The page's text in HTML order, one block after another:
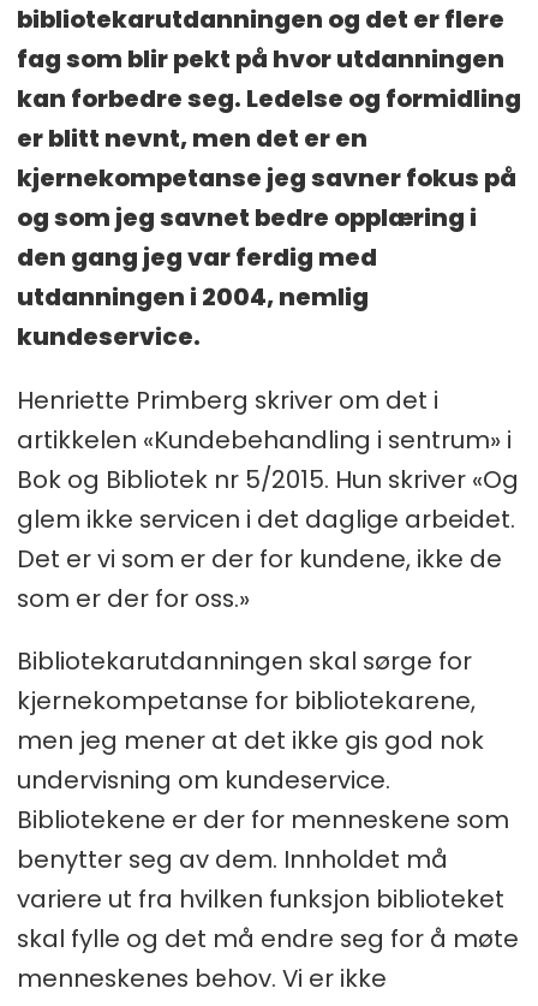
bibliotekarutdanningen og det er flere
fag som blir pekt på hvor utdanningen
kan forbedre seg. Ledelse og formidling
er blitt nevnt, men det er en
kjernekompetanse jeg savner fokus på
og som jeg savnet bedre opplæring i
den gang jeg var ferdig med
utdanningen i 2004, nemlig
kundeservice.
Henriette Primberg skriver om det i
artikkelen «Kundebehandling i sentrum» i
Bok og Bibliotek nr 5/2015. Hun skriver «Og
glem ikke servicen i det daglige arbeidet.
Det er vi som er der for kundene, ikke de
som er der for oss.»
Bibliotekarutdanningen skal sørge for
kjernekompetanse for bibliotekarene,
men jeg mener at det ikke gis god nok
undervisning om kundeservice.
Bibliotekene er der for menneskene som
benytter seg av dem. Innholdet må
variere ut fra hvilken funksjon biblioteket
skal fylle og det må endre seg for å møte
menneskenes behov. Vi er ikke